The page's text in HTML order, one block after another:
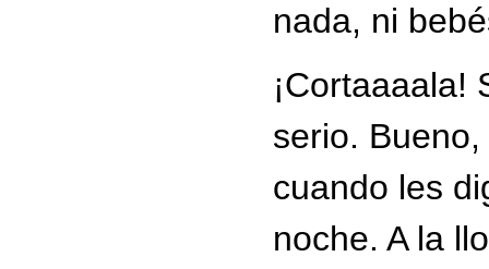
nada, ni
¡Cortaaaala!
serio.
cuando les
noche. A la